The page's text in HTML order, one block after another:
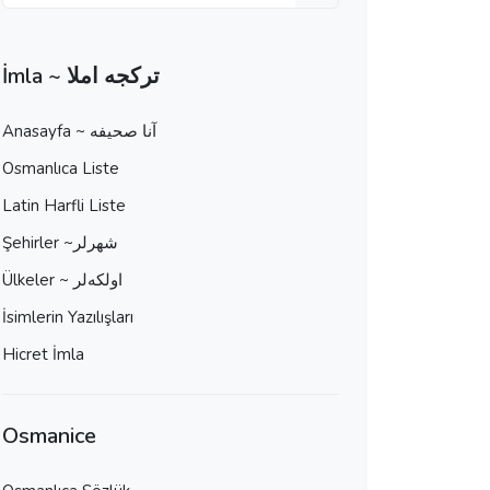
İmla ~ تركجه املا
Anasayfa ~ آنا صحيفه
Osmanlıca Liste
Latin Harfli Liste
Şehirler ~شهرلر
Ülkeler ~ اولكه‌لر
İsimlerin Yazılışları
Hicret İmla
Osmanice